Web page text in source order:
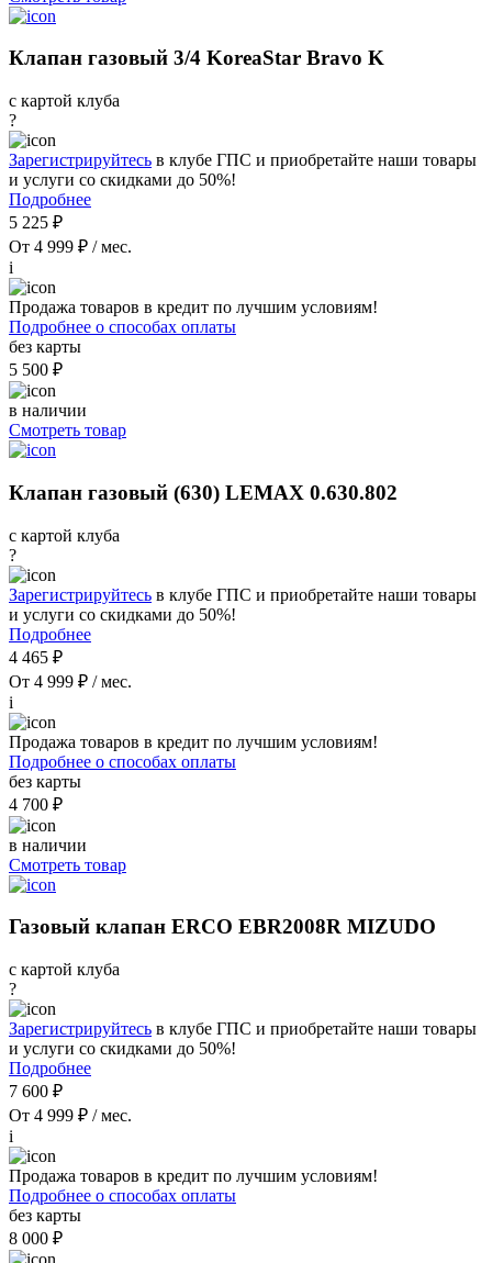
Клапан газовый 3/4 KoreaStar Bravo K
с картой клуба
?
Зарегистрируйтесь в клубе ГПС и приобретайте наши товары
и услуги со скидками до 50%!
Подробнее
5 225 ₽
От 4 999 ₽ / мес.
i
Продажа товаров в кредит по лучшим условиям!
Подробнее о способах оплаты
без карты
5 500 ₽
в наличии
Смотреть товар
Клапан газовый (630) LEMAX 0.630.802
с картой клуба
?
Зарегистрируйтесь в клубе ГПС и приобретайте наши товары
и услуги со скидками до 50%!
Подробнее
4 465 ₽
От 4 999 ₽ / мес.
i
Продажа товаров в кредит по лучшим условиям!
Подробнее о способах оплаты
без карты
4 700 ₽
в наличии
Смотреть товар
Газовый клапан ERCO EBR2008R MIZUDO
с картой клуба
?
Зарегистрируйтесь в клубе ГПС и приобретайте наши товары
и услуги со скидками до 50%!
Подробнее
7 600 ₽
От 4 999 ₽ / мес.
i
Продажа товаров в кредит по лучшим условиям!
Подробнее о способах оплаты
без карты
8 000 ₽